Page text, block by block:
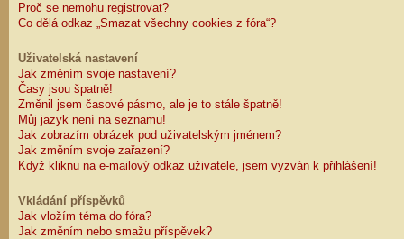
Proč se nemohu registrovat?
Co dělá odkaz „Smazat všechny cookies z fóra“?
Uživatelská nastavení
Jak změním svoje nastavení?
Časy jsou špatně!
Změnil jsem časové pásmo, ale je to stále špatně!
Můj jazyk není na seznamu!
Jak zobrazím obrázek pod uživatelským jménem?
Jak změním svoje zařazení?
Když kliknu na e-mailový odkaz uživatele, jsem vyzván k přihlášení!
Vkládání příspěvků
Jak vložím téma do fóra?
Jak změním nebo smažu příspěvek?